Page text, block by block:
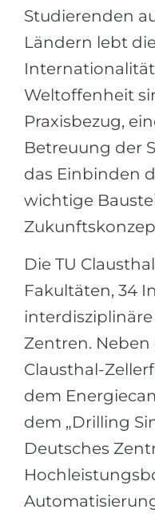
Studierenden
Ländern lebt
Weltoffenheit
Praxisbezug,
Betreuung der
das Einbinden
wichtige
Die TU
Fakultäten, 34
Zentren.
Clausthal-
dem
dem „Drilling
Deutsches